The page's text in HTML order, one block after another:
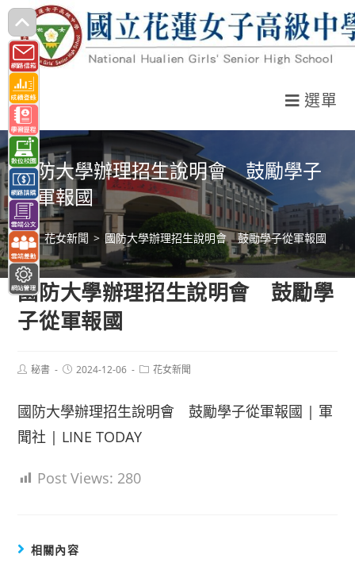
跳
轉
至
主
要
內
容
選單
國防大學辦理招生說明會 鼓勵學子
從軍報國
> 花女新聞 > 國防大學辦理招生說明會 鼓勵學子從軍報國
國防大學辦理招生說明會 鼓勵學
子從軍報國
Post秘書
Post2024-12-06
Post花女新聞
國防大學辦理招生說明會 鼓勵學子從軍報國 | 軍
聞社 | LINE TODAY
Post Views: 280
相關內容